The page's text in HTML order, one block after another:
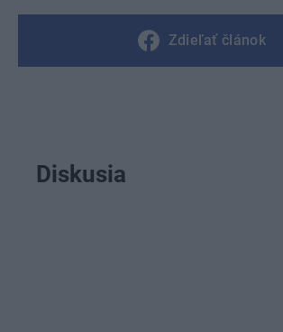
Zdieľať článok
Diskusia